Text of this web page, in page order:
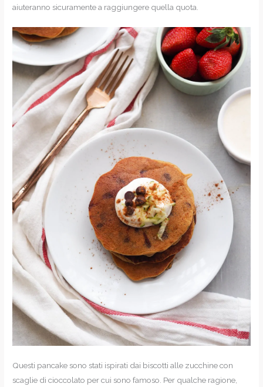
aiuteranno sicuramente a raggiungere quella quota.
Questi pancake sono stati ispirati dai biscotti alle zucchine con
scaglie di cioccolato per cui sono famoso. Per qualche ragione,